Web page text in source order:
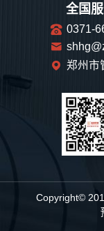
2025-11-07
管理员回复：
东方中心D座
1323178277
2025-11-07
用户名：网**
其它的都挺好，就是
点生锈，但不影响使
全国
0371-
郑州市
Copyright©